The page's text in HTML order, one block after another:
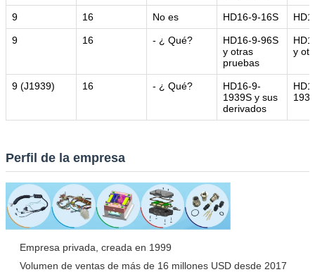
9 16 No es HD16-9-16S
9 16 - ¿ Qué?
HD16-9-96S
y otras
pruebas
y
9 (J1939) 16 - ¿ Qué?
HD16-9-
1939S y sus
derivados
Perfil de la empresa
Empresa privada, creada en 1999
Volumen de ventas de más de 16 millones USD desde 2017